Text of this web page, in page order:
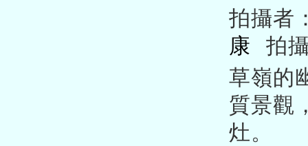
拍攝者
康
拍
草嶺的
質景觀
灶。